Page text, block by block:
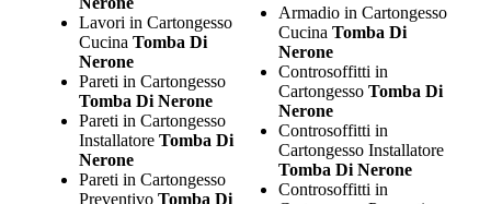
Lavori in Cartongesso
Cucina Tomba Di
Nerone
Pareti in Cartongesso
Tomba Di Nerone
Pareti in Cartongesso
Installatore Tomba Di
Nerone
Pareti in Cartongesso
Preventivo Tomba Di
Armadio in Cartongesso
Cucina Tomba Di
Nerone
Controsoffitti in
Cartongesso Tomba Di
Nerone
Controsoffitti in
Cartongesso Installatore
Tomba Di Nerone
Controsoffitti in